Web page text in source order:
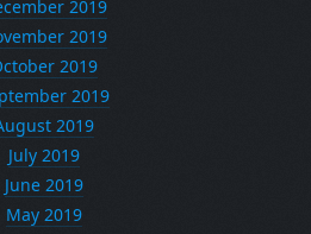
2019
2019
2019
2019
2019
July 2019
June 2019
May 2019